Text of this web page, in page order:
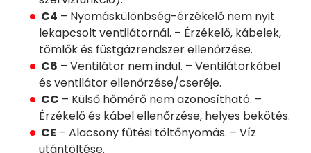
C4 – Nyomáskülönbség-érzékelő nem nyit
lekapcsolt ventilátornál. – Érzékelő, kábelek,
tömlők és füstgázrendszer ellenőrzése.
C6 – Ventilátor nem indul. – Ventilátorkábel
és ventilátor ellenőrzése/cseréje.
CC – Külső hőmérő nem azonosítható. –
Érzékelő és kábel ellenőrzése, helyes bekötés.
CE – Alacsony fűtési töltőnyomás. – Víz
utántöltése.